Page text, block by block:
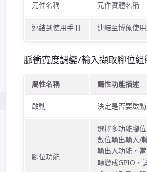
元件名稱 元件實體名稱
連結到使用手冊 連結至博象使
脈衝寬度調變/輸入擷取腳位組
屬性名稱 屬性功能描述
啟動 決定是否要啟
腳位功能
選擇多功能腳
數位輸出輸入/
輸出入功能，
轉變成GPIO，